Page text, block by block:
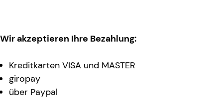
Wir akzeptieren Ihre Bezahlung:
Kreditkarten VISA und MASTER
giropay
über Paypal